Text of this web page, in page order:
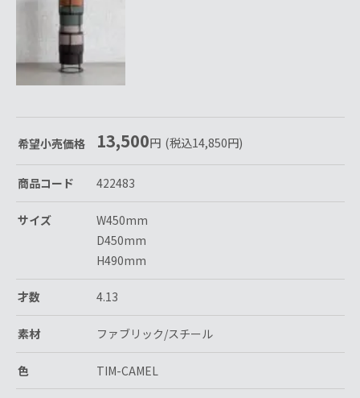
希望小売価格 13,500円 (税込14,850円)
商品コード 422483
サイズ
W450mm
D450mm
H490mm
才数 4.13
素材 ファブリック/スチール
色 TIM-CAMEL